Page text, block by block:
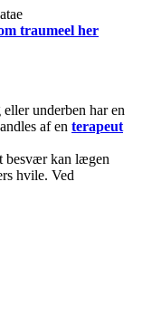
traumeel her
underben har en
af en terapeut
besvær kan lægen
hvile. Ved